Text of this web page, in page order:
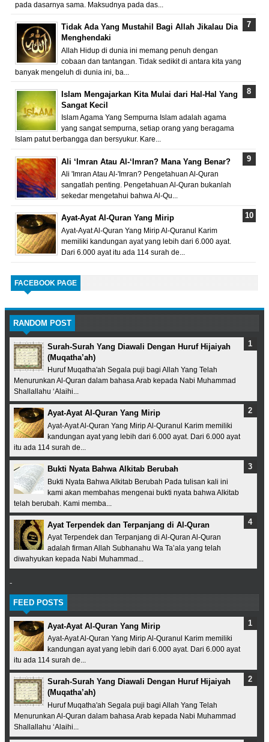
pada dasarnya sama. Maksudnya pada das...
Tidak Ada Yang Mustahil Bagi Allah Jikalau Dia
Menghendaki
Allah Hidup di dunia ini memang penuh dengan
cobaan dan tantangan. Tidak sedikit di antara kita yang
banyak mengeluh di dunia ini, ba...
Islam Mengajarkan Kita Mulai dari Hal-Hal Yang
Sangat Kecil
Islam Agama Yang Sempurna Islam adalah agama
yang sangat sempurna, setiap orang yang beragama
Islam patut berbangga dan bersyukur. Kare...
Ali ‘Imran Atau Al-‘Imran? Mana Yang Benar?
Ali 'Imran Atau Al-'Imran? Pengetahuan Al-Quran
sangatlah penting. Pengetahuan Al-Quran bukanlah
sekedar mengetahui bahwa Al-Qu...
Ayat-Ayat Al-Quran Yang Mirip
Ayat-Ayat Al-Quran Yang Mirip Al-Quranul Karim
memiliki kandungan ayat yang lebih dari 6.000 ayat.
Dari 6.000 ayat itu ada 114 surah de...
FACEBOOK PAGE
RANDOM POST
Surah-Surah Yang Diawali Dengan Huruf Hijaiyah
(Muqatha’ah)
Huruf Muqatha'ah Segala puji bagi Allah Yang Telah
Menurunkan Al-Quran dalam bahasa Arab kepada Nabi Muhammad
Shallallahu ‘Alaihi...
Ayat-Ayat Al-Quran Yang Mirip
Ayat-Ayat Al-Quran Yang Mirip Al-Quranul Karim memiliki
kandungan ayat yang lebih dari 6.000 ayat. Dari 6.000 ayat
itu ada 114 surah de...
Bukti Nyata Bahwa Alkitab Berubah
Bukti Nyata Bahwa Alkitab Berubah Pada tulisan kali ini
kami akan membahas mengenai bukti nyata bahwa Alkitab
telah berubah. Kami memba...
Ayat Terpendek dan Terpanjang di Al-Quran
Ayat Terpendek dan Terpanjang di Al-Quran Al-Quran
adalah firman Allah Subhanahu Wa Ta’ala yang telah
diwahyukan kepada Nabi Muhammad...
-
FEED POSTS
Ayat-Ayat Al-Quran Yang Mirip
Ayat-Ayat Al-Quran Yang Mirip Al-Quranul Karim memiliki
kandungan ayat yang lebih dari 6.000 ayat. Dari 6.000 ayat
itu ada 114 surah de...
Surah-Surah Yang Diawali Dengan Huruf Hijaiyah
(Muqatha’ah)
Huruf Muqatha'ah Segala puji bagi Allah Yang Telah
Menurunkan Al-Quran dalam bahasa Arab kepada Nabi Muhammad
Shallallahu ‘Alaihi...